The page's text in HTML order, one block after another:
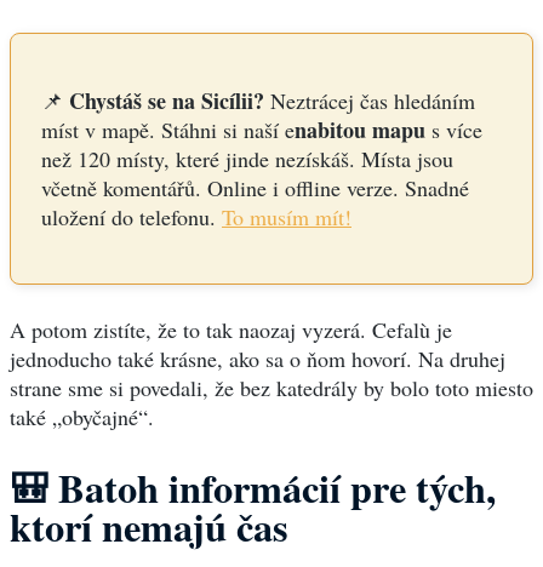
📌 Chystáš se na Sicílii? Neztrácej čas hledáním
míst v mapě. Stáhni si naší enabitou mapu s více
než 120 místy, které jinde nezískáš. Místa jsou
včetně komentářů. Online i offline verze. Snadné
uložení do telefonu. To musím mít!
A potom zistíte, že to tak naozaj vyzerá. Cefalù je
jednoducho také krásne, ako sa o ňom hovorí. Na druhej
strane sme si povedali, že bez katedrály by bolo toto miesto
také „obyčajné“.
🎒Batoh informácií pre tých,
ktorí nemajú čas